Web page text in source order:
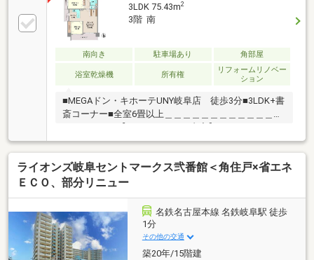
3LDK 75.43m2
3階 南
南向き 駐車場あり 角部屋
浴室乾燥機 所有権
リフォームリノベー
ション
■MEGAドン・キホーテUNY岐阜店 徒歩3分■3LDK+書
斎コーナー■全室6畳以上＿＿＿＿＿＿＿＿＿＿＿＿＿
チン交換・洗面化粧台交換・ユニットバス交換・トイ
レ交換・建具一式交換・フローリング、クッションフ
ロア交換・玄関収納交換・全居室、水回りクロス張り
替え・洗濯機パン交換＿＿＿＿＿＿＿＿＿＿＿＿＿＿
ライオンズ岐阜セントマークス弐番館＜角住戸×省エネ
ＥＣＯ、部分リニュー
名鉄名古屋本線 名鉄岐阜駅 徒歩
1分
その他の交通
築20年/15階建